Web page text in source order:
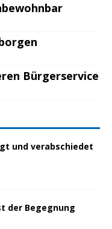
Bürgerservice
und verabschiedet
der Begegnung